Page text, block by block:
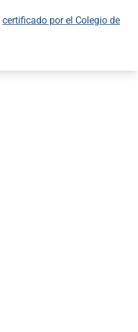
certificado por el Colegio de